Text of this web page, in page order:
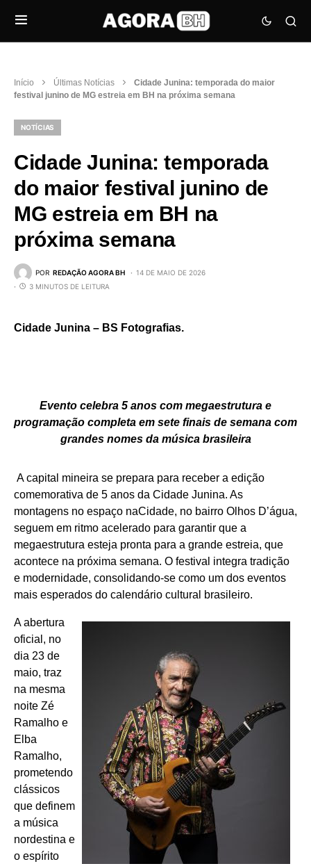
Início Últimas Notícias
Cidade Junina: temporada do maior
festival junino de MG estreia em BH na próxima semana
NOTÍCIAS
Cidade Junina: temporada
do maior festival junino de
MG estreia em BH na
próxima semana
POR REDAÇÃO AGORA BH
14 DE MAIO DE 2026
3 MINUTOS DE LEITURA
Cidade Junina – BS Fotografias.
Evento celebra 5 anos com megaestrutura e
programação completa em sete finais de semana com
grandes nomes da música brasileira
A capital mineira se prepara para receber a edição
comemorativa de 5 anos da Cidade Junina. As
montagens no espaço naCidade, no bairro Olhos D’água,
seguem em ritmo acelerado para garantir que a
megaestrutura esteja pronta para a grande estreia, que
acontece na próxima semana. O festival integra tradição
e modernidade, consolidando-se como um dos eventos
mais esperados do calendário cultural brasileiro.
A abertura
oficial, no
dia 23 de
maio, traz
na mesma
noite Zé
Ramalho e
Elba
Ramalho,
prometendo
clássicos
que definem
a música
nordestina e
o espírito